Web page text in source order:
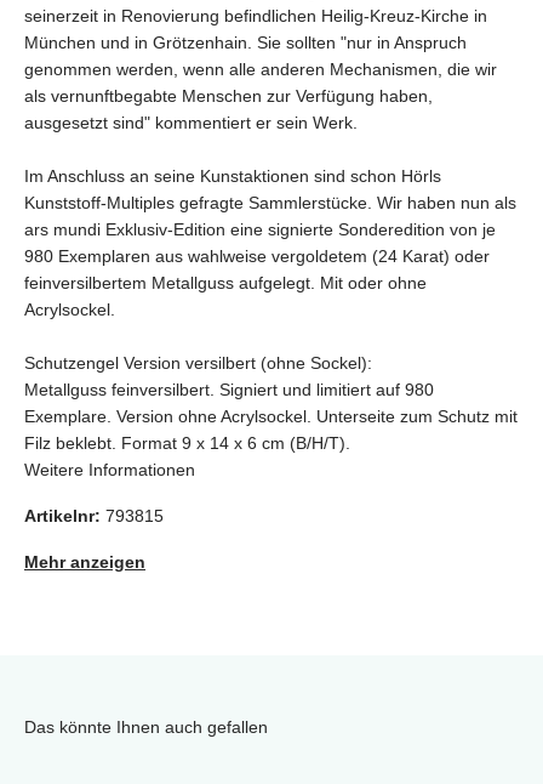
seinerzeit in Renovierung befindlichen Heilig-Kreuz-Kirche in
München und in Grötzenhain. Sie sollten "nur in Anspruch
genommen werden, wenn alle anderen Mechanismen, die wir
als vernunftbegabte Menschen zur Verfügung haben,
ausgesetzt sind" kommentiert er sein Werk.
Im Anschluss an seine Kunstaktionen sind schon Hörls
Kunststoff-Multiples gefragte Sammlerstücke. Wir haben nun als
ars mundi Exklusiv-Edition eine signierte Sonderedition von je
980 Exemplaren aus wahlweise vergoldetem (24 Karat) oder
feinversilbertem Metallguss aufgelegt. Mit oder ohne
Acrylsockel.
Schutzengel Version versilbert (ohne Sockel):
Metallguss feinversilbert. Signiert und limitiert auf 980
Exemplare. Version ohne Acrylsockel. Unterseite zum Schutz mit
Filz beklebt. Format 9 x 14 x 6 cm (B/H/T).
Weitere Informationen
Artikelnr: 793815
Mehr anzeigen
Das könnte Ihnen auch gefallen